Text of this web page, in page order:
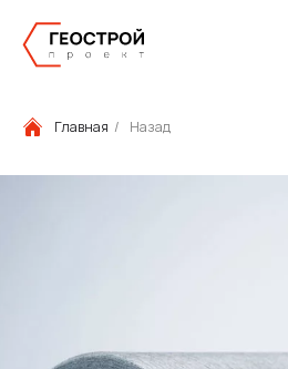
Главная / Назад